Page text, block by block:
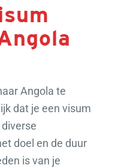
Angola te
dat je een visum
doel en de duur
is van je